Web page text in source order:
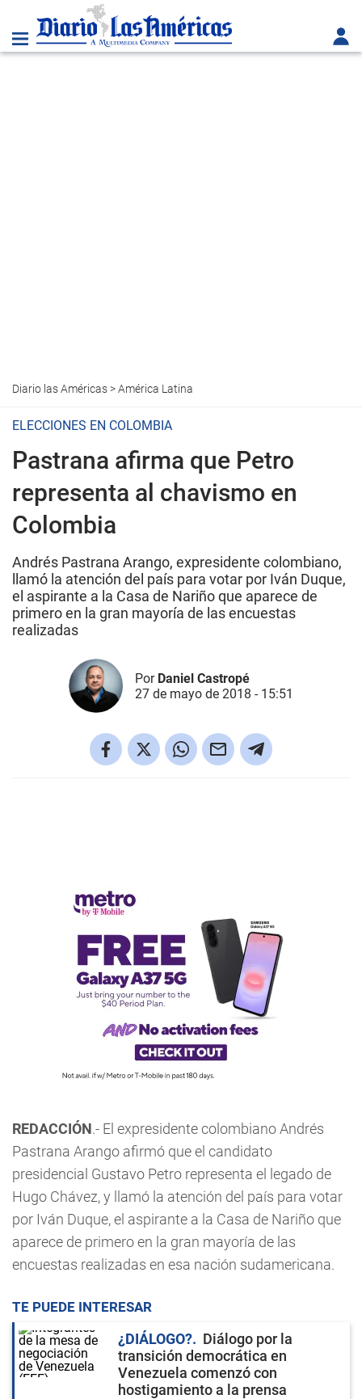
Diario las Américas>América Latina
ELECCIONES EN COLOMBIA
Pastrana afirma que Petro
representa al chavismo en
Colombia
Andrés Pastrana Arango, expresidente colombiano,
llamó la atención del país para votar por Iván Duque,
el aspirante a la Casa de Nariño que aparece de
primero en la gran mayoría de las encuestas
realizadas
Por Daniel Castropé
27 de mayo de 2018 - 15:51
REDACCIÓN.- El expresidente colombiano Andrés
Pastrana Arango afirmó que el candidato
presidencial Gustavo Petro representa el legado de
Hugo Chávez, y llamó la atención del país para votar
por Iván Duque, el aspirante a la Casa de Nariño que
aparece de primero en la gran mayoría de las
encuestas realizadas en esa nación sudamericana.
TE PUEDE INTERESAR
¿DIÁLOGO?
Diálogo por la
transición democrática en
Venezuela comenzó con
hostigamiento a la prensa